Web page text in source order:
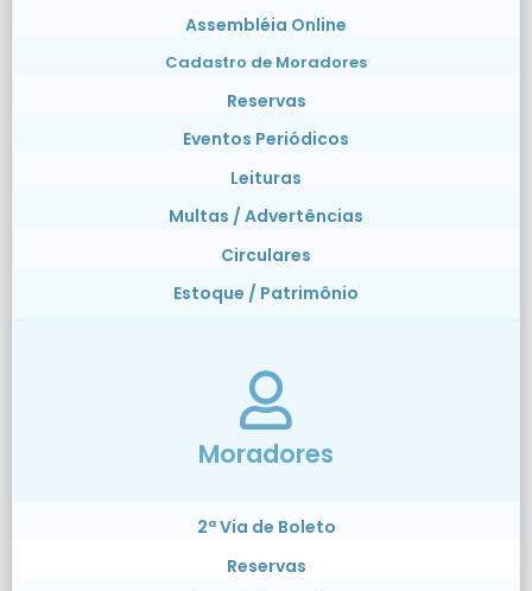
Assembléia Online
Cadastro de Moradores
Reservas
Eventos Periódicos
Leituras
Multas / Advertências
Circulares
Estoque / Patrimônio
Moradores
2ª Via de Boleto
Reservas